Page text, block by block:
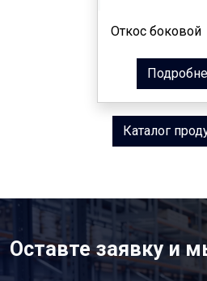
Откос боковой
Каталог
Оставте заявку и